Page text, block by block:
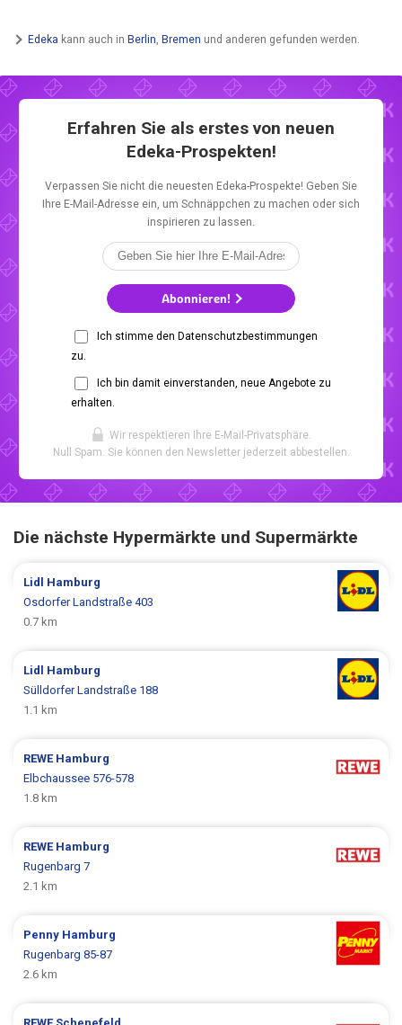
Edeka kann auch in Berlin, Bremen und anderen gefunden werden.
Erfahren Sie als erstes von neuen
Edeka-Prospekten!
Verpassen Sie nicht die neuesten Edeka-Prospekte! Geben Sie
Ihre E-Mail-Adresse ein, um Schnäppchen zu machen oder sich
inspirieren zu lassen.
Abonnieren!
Ich stimme den Datenschutzbestimmungen
zu.
Ich bin damit einverstanden, neue Angebote zu
erhalten.
Wir respektieren Ihre E-Mail-Privatsphäre.
Null Spam. Sie können den Newsletter jederzeit abbestellen.
Die nächste Hypermärkte und Supermärkte
Lidl Hamburg
Osdorfer Landstraße 403
0.7 km
Lidl Hamburg
Sülldorfer Landstraße 188
1.1 km
REWE Hamburg
Elbchaussee 576-578
1.8 km
REWE Hamburg
Rugenbarg 7
2.1 km
Penny Hamburg
Rugenbarg 85-87
2.6 km